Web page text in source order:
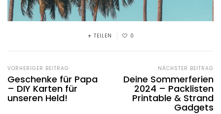
TEILEN 0
VORHERIGER BEITRAG
Geschenke für Papa
– DIY Karten für
unseren Held!
NÄCHSTER BEITRAG
Deine Sommerferien
2024 – Packlisten
Printable & Strand
Gadgets